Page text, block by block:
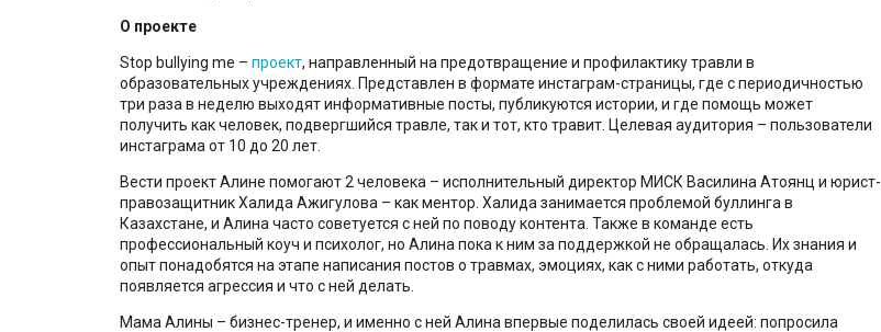
О проекте
Stop bullying me – проект, направленный на предотвращение и профилактику травли в
образовательных учреждениях. Представлен в формате инстаграм-страницы, где с периодичностью
три раза в неделю выходят информативные посты, публикуются истории, и где помощь может
получить как человек, подвергшийся травле, так и тот, кто травит. Целевая аудитория – пользователи
инстаграма от 10 до 20 лет.
Вести проект Алине помогают 2 человека – исполнительный директор МИСК Василина Атоянц и юрист-
правозащитник Халида Ажигулова – как ментор. Халида занимается проблемой буллинга в
Казахстане, и Алина часто советуется с ней по поводу контента. Также в команде есть
профессиональный коуч и психолог, но Алина пока к ним за поддержкой не обращалась. Их знания и
опыт понадобятся на этапе написания постов о травмах, эмоциях, как с ними работать, откуда
появляется агрессия и что с ней делать.
Мама Алины – бизнес-тренер, и именно с ней Алина впервые поделилась своей идеей: попросила